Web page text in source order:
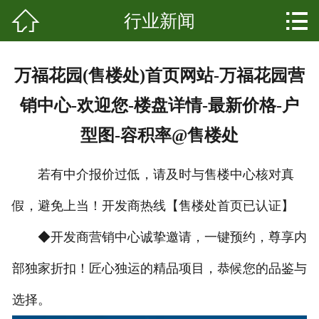
新闻资讯
科普知识
发展起源
联系我们
 行业新闻 
万福花园(售楼处)首页网站-万福花园营
销中心-欢迎您-楼盘详情-最新价格-户
型图-容积率@售楼处
若有中介报价过低，请及时与售楼中心核对真
假，避免上当！开发商热线【售楼处首页已认证】
◆开发商营销中心诚挚邀请，一键预约，尊享内
部独家折扣！匠心独运的精品项目，恭候您的品鉴与
选择。